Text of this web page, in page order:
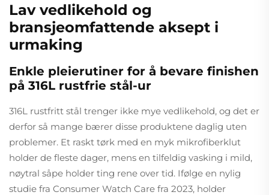
Lav vedlikehold og
bransjeomfattende aksept i
urmaking
Enkle pleierutiner for å bevare finishen
på 316L rustfrie stål-ur
316L rustfritt stål trenger ikke mye vedlikehold, og det er
derfor så mange bærer disse produktene daglig uten
problemer. Et raskt tørk med en myk mikrofiberklut
holder de fleste dager, mens en tilfeldig vasking i mild,
nøytral såpe holder ting rene over tid. Ifølge en nylig
studie fra Consumer Watch Care fra 2023, holder